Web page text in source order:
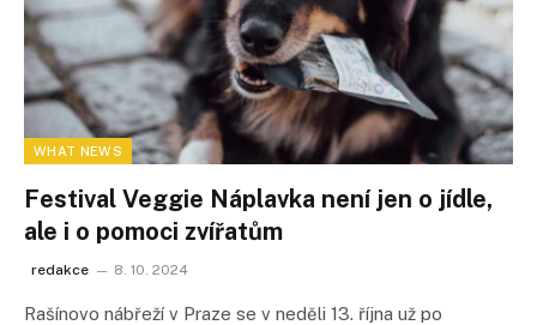
WHAT NEWS
Festival Veggie Náplavka není jen o jídle,
ale i o pomoci zvířatům
redakce 8. 10. 2024
Rašínovo nábřeží v Praze se v neděli 13. října už po